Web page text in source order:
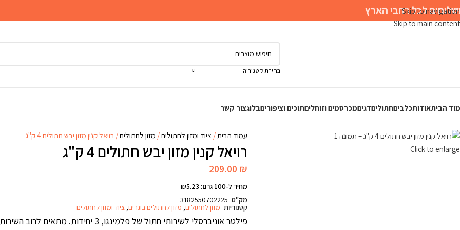
Skip to navigation
Skip to main content
לכל רחבי הארץ
בחירת קטגוריה
הביתאודותכלביםחתוליםדגיםמכרסמים וזוחליםתוכים וציפוריםבלוגצור קשר
Click to enlarge
עמוד הבית ציוד ומזון לחתולים מזון לחתולים רויאל קנין מזון יבש חתולים 4 ק"ג
רויאל קנין מזון יבש חתולים 4 ק"ג
209.00 ₪
מחיר ל-100 גרם: ₪5.23
מק"ט 3182550702225
קטגוריות מזון לחתולים, מזון לחתולים בוגרים,ציוד ומזון לחתולים
פילטר אוניברסלי לשירותי חתול של פלמינגו,